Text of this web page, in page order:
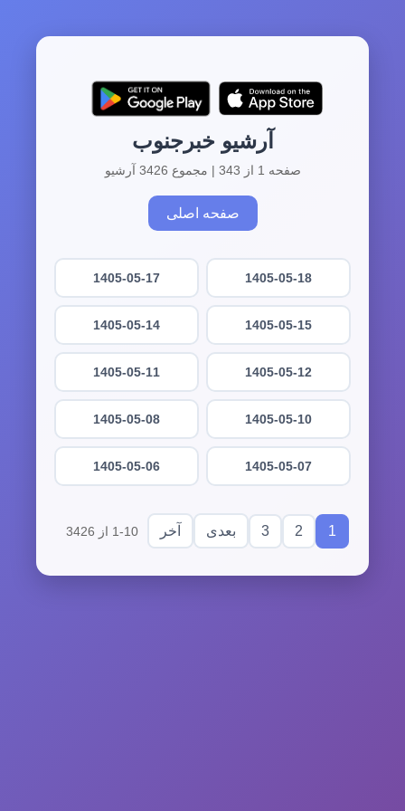
آرشیو خبرجنوب
صفحه 1 از 343 | مجموع 3426 آرشیو
صفحه اصلی
1405-05-18
1405-05-17
1405-05-15
1405-05-14
1405-05-12
1405-05-11
1405-05-10
1405-05-08
1405-05-07
1405-05-06
1
2
3 بعدی آخر 1-10 از 3426